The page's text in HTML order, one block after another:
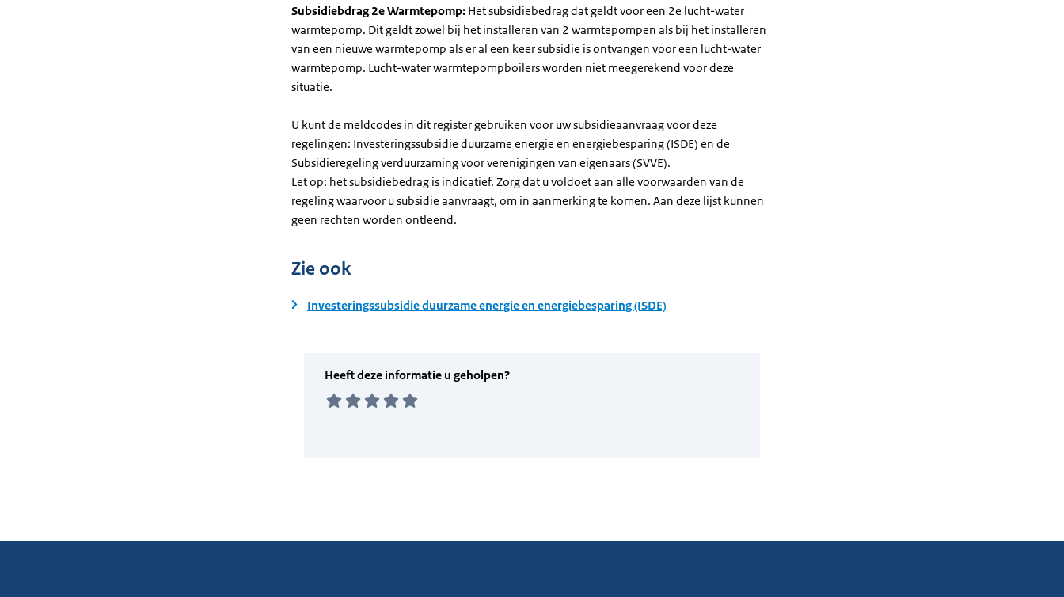
Subsidiebdrag 2e Warmtepomp: Het subsidiebedrag dat geldt voor een 2e lucht-water
warmtepomp. Dit geldt zowel bij het installeren van 2 warmtepompen als bij het installeren
van een nieuwe warmtepomp als er al een keer subsidie is ontvangen voor een lucht-water
warmtepomp. Lucht-water warmtepompboilers worden niet meegerekend voor deze
situatie.
U kunt de meldcodes in dit register gebruiken voor uw subsidieaanvraag voor deze
regelingen: Investeringssubsidie duurzame energie en energiebesparing (ISDE) en de
Subsidieregeling verduurzaming voor verenigingen van eigenaars (SVVE).
Let op: het subsidiebedrag is indicatief. Zorg dat u voldoet aan alle voorwaarden van de
regeling waarvoor u subsidie aanvraagt, om in aanmerking te komen. Aan deze lijst kunnen
geen rechten worden ontleend.
Zie ook
Investeringssubsidie duurzame energie en energiebesparing (ISDE)